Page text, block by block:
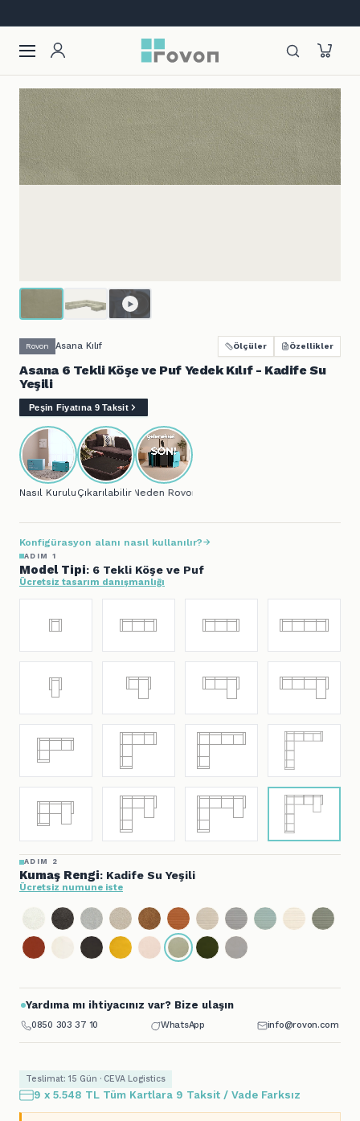
Rovon Asana Kılıf Ölçüler Özellikler
Asana 6 Tekli Köşe ve Puf Yedek Kılıf - Kadife Su
Yeşili
Peşin Fiyatına 9 Taksit
Nasıl Kurulur?Çıkarılabilir KılıfNeden Rovon?
Konfigürasyon alanı nasıl kullanılır?
ADIM 1
Model Tipi: 6 Tekli Köşe ve Puf
Ücretsiz tasarım danışmanlığı
ADIM 2
Kumaş Rengi: Kadife Su Yeşili
Ücretsiz numune iste
Yardıma mı ihtiyacınız var? Bize ulaşın
0850 303 37 10 WhatsApp info@rovon.com
Teslimat: 15 Gün · CEVA Logistics
9 x 5.548 TL Tüm Kartlara 9 Taksit / Vade Farksız